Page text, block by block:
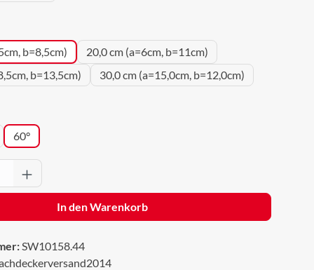
b=8,5cm)
20,0 cm (a=6cm, b=11cm)
b=13,5cm)
30,0 cm (a=15,0cm, b=12,0cm)
60°
Gib den gewünschten Wert ein
In den Warenkorb
SW10158.44